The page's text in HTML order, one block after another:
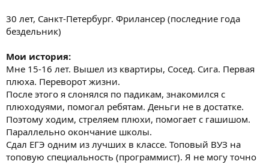
30 лет, Санкт-Петербург. Фрилансер (последние года
бездельник)
Мои история:
Мне 15-16 лет. Вышел из квартиры, Сосед. Сига. Первая
плюха. Переворот жизни.
После этого я слонялся по падикам, знакомился с
плюходуями, помогал ребятам. Деньги не в достатке.
Поэтому ходим, стреляем плюхи, помогает с гашишом.
Параллельно окончание школы.
Сдал ЕГЭ одним из лучших в классе. Топовый ВУЗ на
топовую специальность (программист). Я не могу точно